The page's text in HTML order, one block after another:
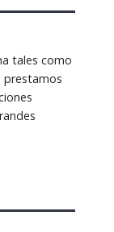
tales como
prestamos